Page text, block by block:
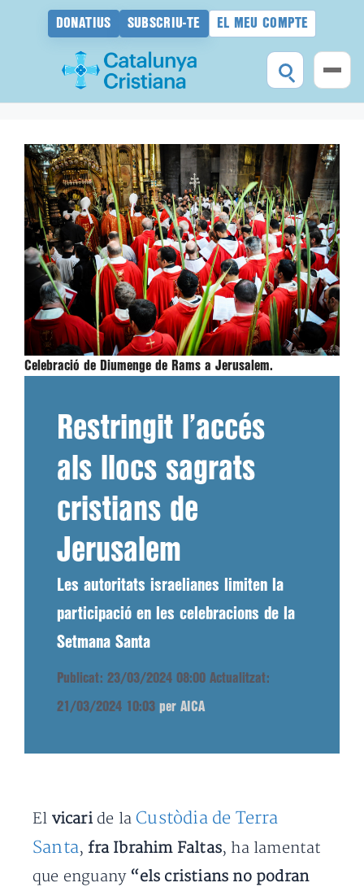
DONATIUS SUBSCRIU-TE EL MEU COMPTE
contingut
Celebració de Diumenge de Rams a Jerusalem.
Restringit l’accés
als llocs sagrats
cristians de
Jerusalem
Les autoritats israelianes limiten la
participació en les celebracions de la
Setmana Santa
Publicat: 23/03/2024 08:00 Actualitzat:
21/03/2024 10:03 per AICA
El vicaride laCustòdia de Terra
Santa,fra Ibrahim Faltas, ha lamentat
que enguany “els cristians no podran